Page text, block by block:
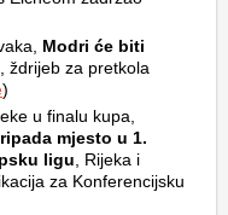
Modri će biti
, ždrijeb za pretkola
)
u finalu kupa,
mjesto u 1.
ligu, Rijeka i
za Konferencijsku